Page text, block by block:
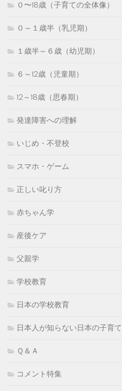
０〜18歳（子育ての全体像）
０～１歳半（乳児期）
１歳半～６歳（幼児期）
６～12歳（児童期）
12～18歳（思春期）
発達障害への理解
いじめ・不登校
スマホ・ゲーム
正しい叱り方
赤ちゃん学
産後ケア
父親学
学校教育
日本の学校教育
日本人が知らない日本の子育て
Ｑ＆Ａ
コメント特集